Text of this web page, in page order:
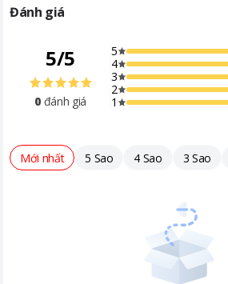
PIn
Khoảng giá
Từ 10 - 20 triệu
Đánh giá
5/5
0 đánh giá
5
4
3
2
1
Mới nhất 5 Sao 4 Sao 3 Sao